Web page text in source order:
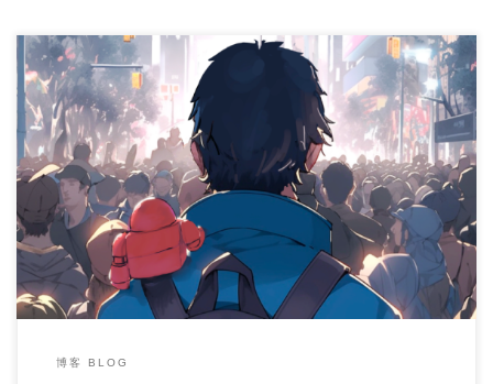
Last week, the Maker Faire Shenzhen 2023 has annou […]
博客 BLOG